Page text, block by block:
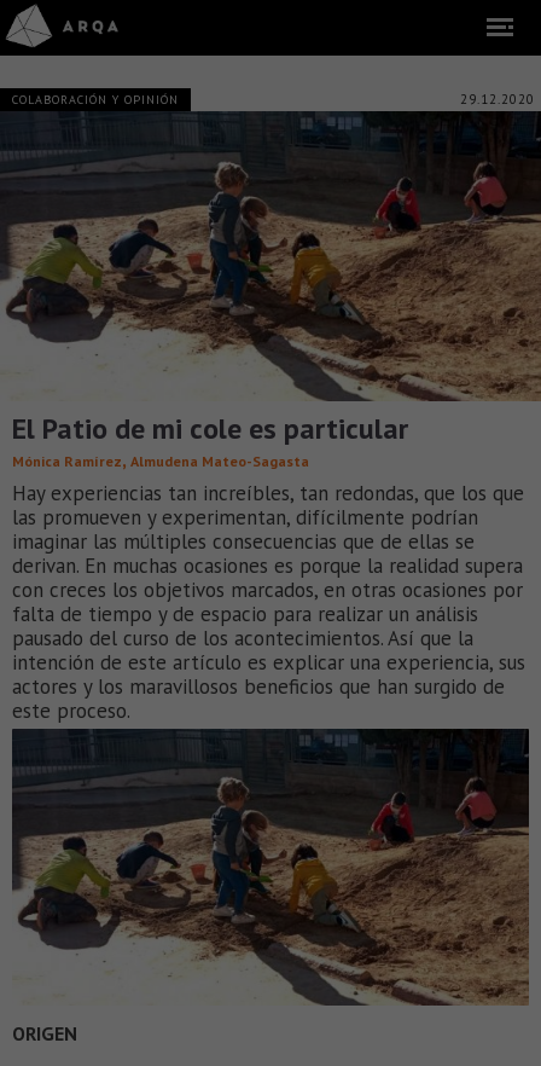
COLABORACIÓN Y OPINIÓN 29.12.2020
El Patio de mi cole es particular
Mónica Ramírez, Almudena Mateo-Sagasta
Hay experiencias tan increíbles, tan redondas, que los que
las promueven y experimentan, difícilmente podrían
imaginar las múltiples consecuencias que de ellas se
derivan. En muchas ocasiones es porque la realidad supera
con creces los objetivos marcados, en otras ocasiones por
falta de tiempo y de espacio para realizar un análisis
pausado del curso de los acontecimientos. Así que la
intención de este artículo es explicar una experiencia, sus
actores y los maravillosos beneficios que han surgido de
este proceso.
ORIGEN